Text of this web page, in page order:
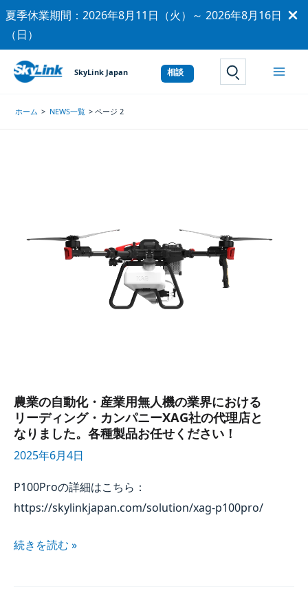
夏季休業期間：2026年8月11日（火）～ 2026年8月16日
（日）
内
を
SkyLink Japan サイト内検索
ホーム NEWS一覧 ページ 2
農業の​自動化・産業用無人機の​業界に​おける​
リーディング・カンパニーXAG社の​代理店と​
なりました。​各種製品お任せください！
2025年6月4日
P100Proの​詳細は​こちら：
https://skylinkjapan.com/solution/xag-p100pro/
業界に​
カンパニーXAG社の​
続きを​読む »